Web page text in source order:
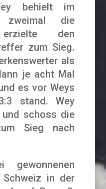
behielt im
zweimal die
den
zum Sieg.
als
je acht Mal
es vor Weys
stand. Wey
schoss die
Sieg nach
in der